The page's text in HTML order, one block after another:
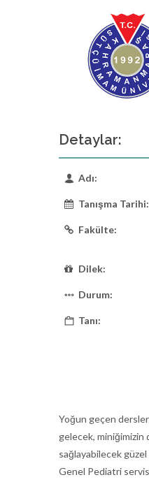
Detaylar:
Adı:
Tanışma Tarihi:
Fakülte:
Dilek:
Durum:
Tanı:
Yoğun geçen dersler
gelecek, miniğimizin
sağlayabilecek
Genel Pediatri